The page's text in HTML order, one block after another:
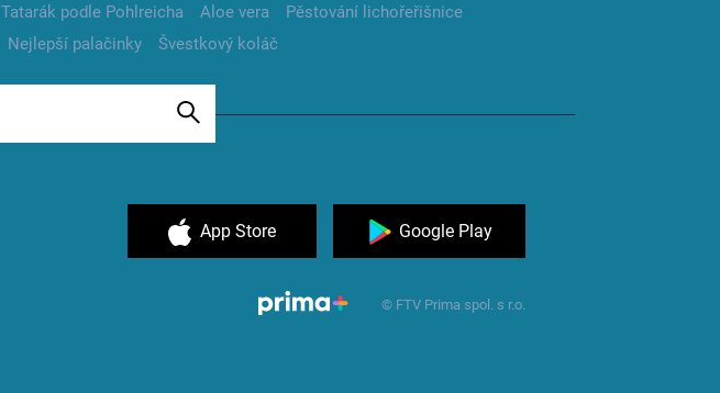
Tatarák podle Pohlreicha Aloe vera
Pěstování lichořeřišnice
Nejlepší palačinky Švestkový koláč
App Store Google Play
© FTV Prima spol. s r.o.